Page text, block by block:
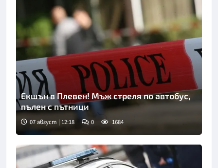
Екшън в Плевен! Мъж стреля по автобус,
пълен с пътници
07 август | 12:18 0 1684